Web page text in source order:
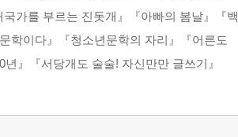
가를 부르는 진돗개』『아빠의 봄날』『백
학이다』『청소년문학의 자리』『어른도
』『서당개도 술술! 자신만만 글쓰기』